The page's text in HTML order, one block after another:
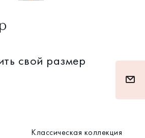
свой размер
Классическая коллекция